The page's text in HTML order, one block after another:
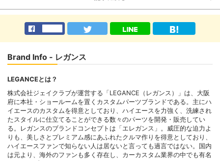
Brand Info - レガンス
LEGANCEとは？
株式会社ジェイクラブが運営する「LEGANCE（レガンス）」は、大阪
府に本社・ショールームを置くカスタムパーツブランドである。主にハ
イエースのカスタムを得意としており、ハイエースを力強く、洗練され
たスタイルに仕立てることができる数々のパーツを開発・販売してい
る。レガンスのブランドコンセプトは「エレガンス」。威圧的な迫力よ
りも、美しさとプレミアム感にあふれたクルマ作りを得意としており、
ハイエースファンで知らない人は居ないと言っても過言ではない。国内
は元より、海外のファンも多く存在し、カーカスタム業界の中でも有名